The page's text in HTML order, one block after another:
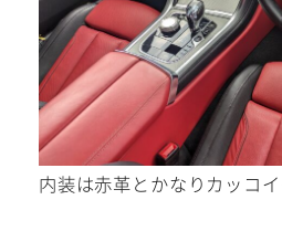
内装は赤革とかなりカッコ